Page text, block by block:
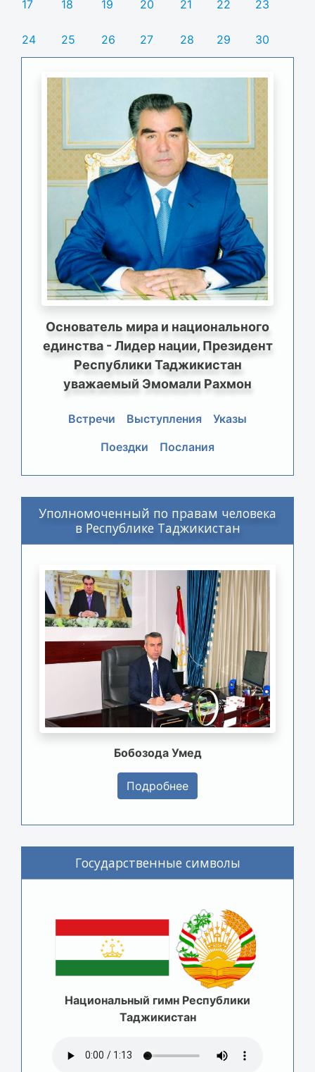
17 18 19 20 21 22 23
24 25 26 27 28 29 30
Основатель мира и национального
единства - Лидер нации, Президент
Республики Таджикистан
уважаемый Эмомали Рахмон
Встречи Выступления
Указы
Поездки
Послания
Уполномоченный по правам человека
в Республике Таджикистан
Бобозода Умед
Подробнее
Государственные символы
Национальный гимн Республики
Таджикистан